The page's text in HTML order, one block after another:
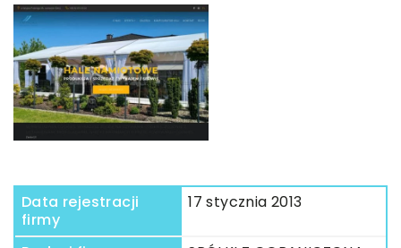
Data rejestracji
firmy
17 stycznia 2013